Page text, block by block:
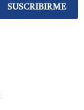
SUSCRIBIRME